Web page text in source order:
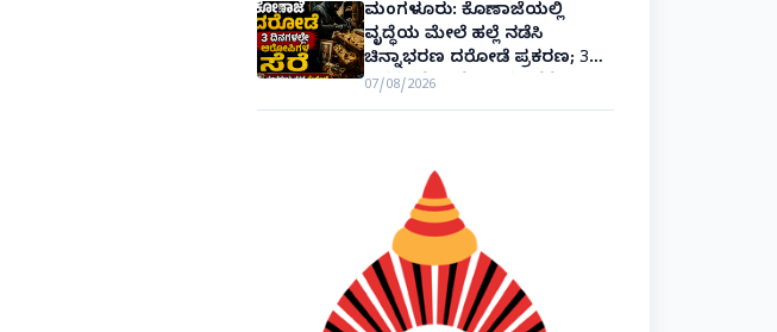
ಮಂಗಳೂರು: ಕೊಣಾಜೆಯಲ್ಲಿ
ವೃದ್ಧೆಯ ಮೇಲೆ ಹಲ್ಲೆ ನಡೆಸಿ
ಚಿನ್ನಾಭರಣ ದರೋಡೆ ಪ್ರಕರಣ; 3
ದಿನಗಳಲ್ಲೇ ಆರೋಪಿಗಳ ಸೆರೆ!
07/08/2026